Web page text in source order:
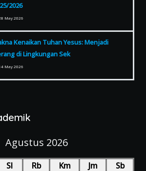
2026
May 2026
Kenaikan Tuhan Yesus: Menjadi
di Lingkungan Sek
May 2026
Agustus 2026
Sl Rb Km Jm
Sb